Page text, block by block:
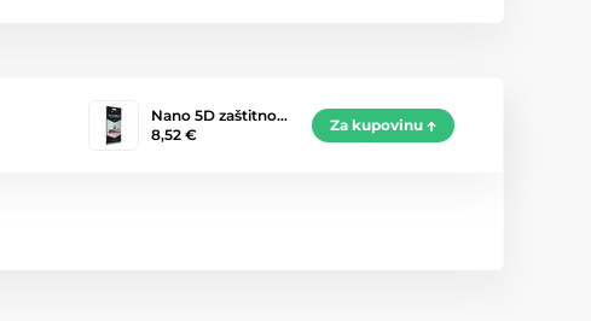
Nano 5D zaštitno…
8,52 €
Za kupovinu